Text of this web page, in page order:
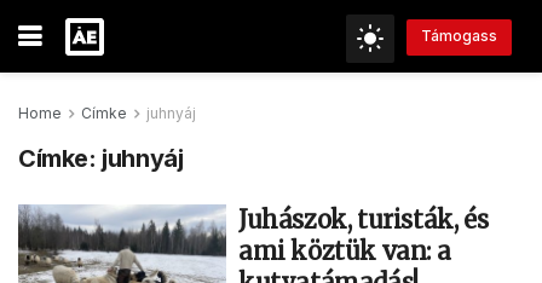
Támogass
Home Címke juhnyáj
Címke: juhnyáj
Juhászok, turisták, és
ami köztük van: a